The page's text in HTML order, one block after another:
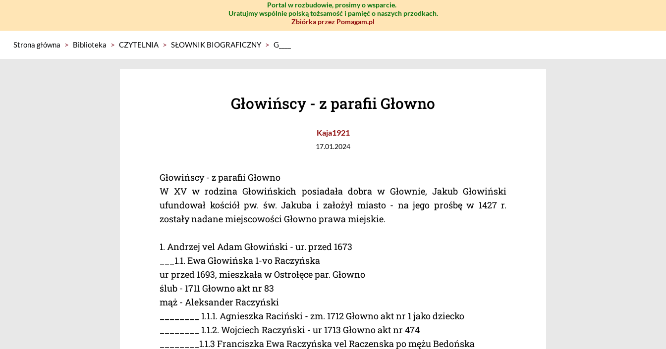
Portal w rozbudowie, prosimy o wsparcie.
Uratujmy wspólnie polską tożsamość i pamięć o naszych przodkach.
Zbiórka przez Pomagam.pl
Strona główna > Biblioteka > CZYTELNIA > SŁOWNIK BIOGRAFICZNY > G____
Głowińscy - z parafii Głowno
Kaja1921
17.01.2024
Głowińscy - z parafii Głowno
W XV w rodzina Głowińskich posiadała dobra w Głownie, Jakub Głowiński
ufundował kościół pw. św. Jakuba i założył miasto - na jego prośbę w 1427 r.
zostały nadane miejscowości Głowno prawa miejskie.
1. Andrzej vel Adam Głowiński - ur. przed 1673
___1.1. Ewa Głowińska 1-vo Raczyńska
ur przed 1693, mieszkała w Ostrołęce par. Głowno
ślub - 1711 Głowno akt nr 83
mąż - Aleksander Raczyński
________ 1.1.1. Agnieszka Raciński - zm. 1712 Głowno akt nr 1 jako dziecko
________ 1.1.2. Wojciech Raczyński - ur 1713 Głowno akt nr 474
________1.1.3 Franciszka Ewa Raczyńska vel Raczenska po mężu Bedońska